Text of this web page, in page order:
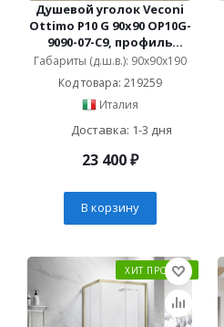
Душевой уголок Veconi
Ottimo P10 G 90x90 OP10G-
9090-07-C9, профиль
золото брашированное,
стекло матовое
Габариты (д.ш.в.): 90x90x190
Код товара: 219259
Италия
Доставка: 1-3 дня
23 400₽
В корзину
ХИТ ПРОДАЖ